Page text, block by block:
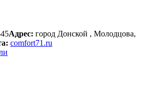
Адрес: город Донской , Молодцова,
comfort71.ru